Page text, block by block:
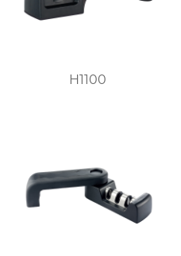
H1100